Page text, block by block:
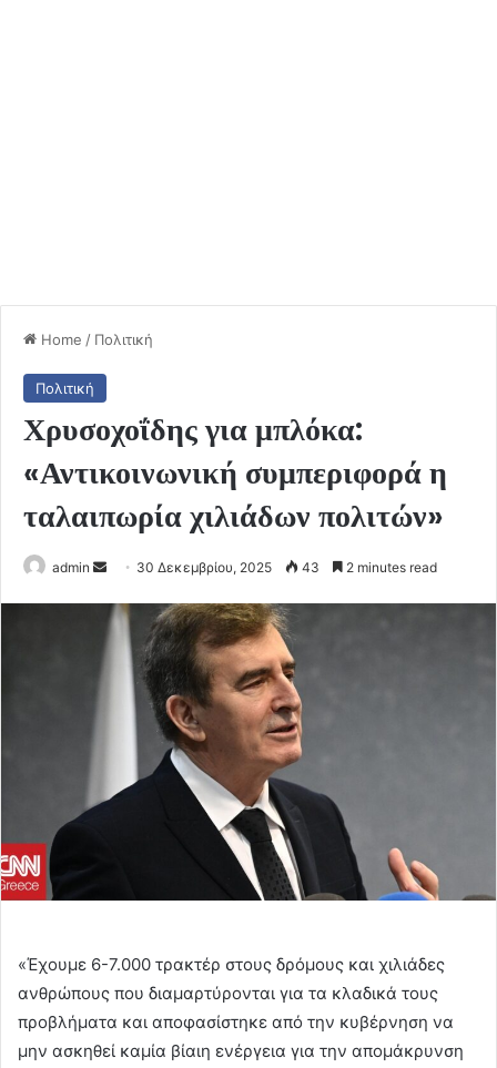
Home / Πολιτική
Πολιτική
Χρυσοχοΐδης για μπλόκα:
«Αντικοινωνική συμπεριφορά η
ταλαιπωρία χιλιάδων πολιτών»
admin
Send
email
30 Δεκεμβρίου, 2025 43 2 minutes read
«Έχουμε 6-7.000 τρακτέρ στους δρόμους και χιλιάδες
ανθρώπους που διαμαρτύρονται για τα κλαδικά τους
προβλήματα και αποφασίστηκε από την κυβέρνηση να
μην ασκηθεί καμία βίαιη ενέργεια για την απομάκρυνση